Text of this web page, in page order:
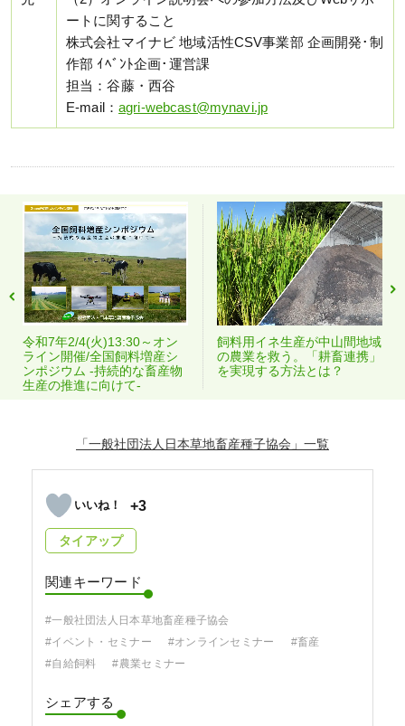
ートに関すること
株式会社マイナビ 地域活性CSV事業部 企画開発･制
作部 ｲﾍﾞﾝﾄ企画･運営課
担当：谷藤・西谷
E-mail：agri-webcast@mynavi.jp
令和7年2/4(火)13:30～オン
ライン開催/全国飼料増産シ
ンポジウム -持続的な畜産物
生産の推進に向けて-
飼料用イネ生産が中山間地域
の農業を救う。「耕畜連携」
を実現する方法とは？
「一般社団法人日本草地畜産種子協会」
+3
タイアップ
関連キーワード
#一般社団法人日本草地畜産種子協会
#イベント・セミナー
#オンラインセミナー
#畜産
#自給飼料
#農業セミナー
シェアする